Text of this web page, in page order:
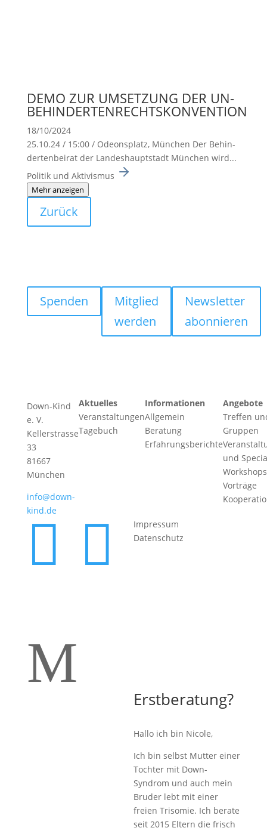
DEMO ZUR UMSETZUNG DER UN-
BEHINDERTENRECHTSKONVENTION
18/10/2024
25.10.24 / 15:00 / Odeons­platz, München Der Behin­
der­ten­beirat der Landes­haupt­stadt München wird...
Politik und Aktivismus
Mehr anzeigen
Zurück
Spenden
Mitglied
werden
Newsletter
abonnieren
Down-Kind
e. V.
Kellerstrasse
33
81667
München
info@down-
kind.de
Aktuelles
Veranstaltungen
Tagebuch
Informationen
Allgemein
Beratung
Erfahrungsberichte
Angebote
Treffen
Gruppen
und
Vorträge
 
Impressum
Datenschutz
M
Erstberatung?
Hallo ich bin Nicole,
Ich bin selbst Mutter einer
Tochter mit Down-
Syndrom und auch mein
Bruder lebt mit einer
freien Trisomie. Ich berate
seit 2015 Eltern die frisch